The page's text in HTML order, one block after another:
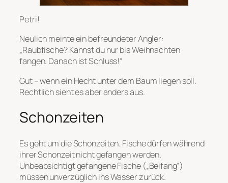
Petri!
Neulich meinte ein befreundeter Angler:
„Raubfische? Kannst du nur bis Weihnachten
fangen. Danach ist Schluss!“
Gut – wenn ein Hecht unter dem Baum liegen soll.
Rechtlich sieht es aber anders aus.
Schonzeiten
Es geht um die Schonzeiten. Fische dürfen während
ihrer Schonzeit nicht gefangen werden.
Unbeabsichtigt gefangene Fische („Beifang“)
müssen unverzüglich ins Wasser zurück.